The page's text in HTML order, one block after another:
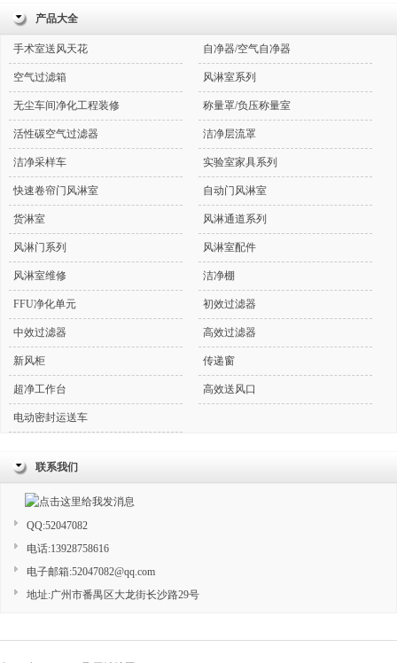
产品大全
手术室送风天花 自净器/空气自净器
空气过滤箱 风淋室系列
无尘车间净化工程装修 称量罩/负压称量室
活性碳空气过滤器 洁净层流罩
洁净采样车 实验室家具系列
快速卷帘门风淋室 自动门风淋室
货淋室 风淋通道系列
风淋门系列 风淋室配件
风淋室维修 洁净棚
FFU净化单元 初效过滤器
中效过滤器 高效过滤器
新风柜 传递窗
超净工作台 高效送风口
电动密封运送车
联系我们
QQ:52047082
电话:13928758616
电子邮箱:52047082@qq.com
地址:广州市番禺区大龙街长沙路29号